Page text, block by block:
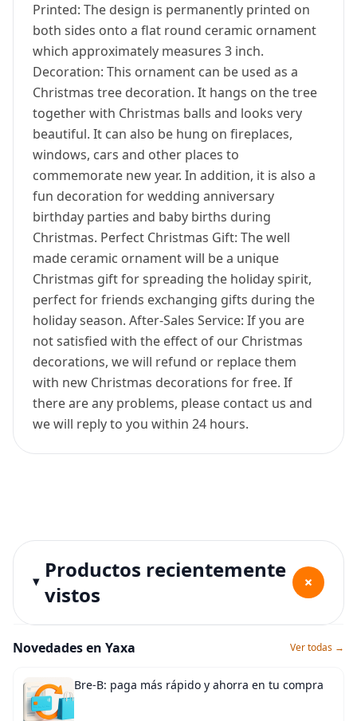
Printed: The design is permanently printed on
both sides onto a flat round ceramic ornament
which approximately measures 3 inch.
Decoration: This ornament can be used as a
Christmas tree decoration. It hangs on the tree
together with Christmas balls and looks very
beautiful. It can also be hung on fireplaces,
windows, cars and other places to
commemorate new year. In addition, it is also a
fun decoration for wedding anniversary
birthday parties and baby births during
Christmas. Perfect Christmas Gift: The well
made ceramic ornament will be a unique
Christmas gift for spreading the holiday spirit,
perfect for friends exchanging gifts during the
holiday season. After-Sales Service: If you are
not satisfied with the effect of our Christmas
decorations, we will refund or replace them
with new Christmas decorations for free. If
there are any problems, please contact us and
we will reply to you within 24 hours.
Productos recientemente
vistos
+
Novedades en Yaxa Ver todas →
Bre-B: paga más rápido y ahorra en tu compra